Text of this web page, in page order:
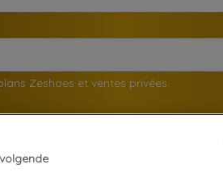
Zeshoes et ventes privées.